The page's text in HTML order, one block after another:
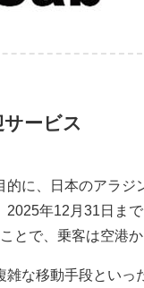
ービス
に、日本のアラ
2025年12月31日ま
とで、乗客は空港
な移動手段とい